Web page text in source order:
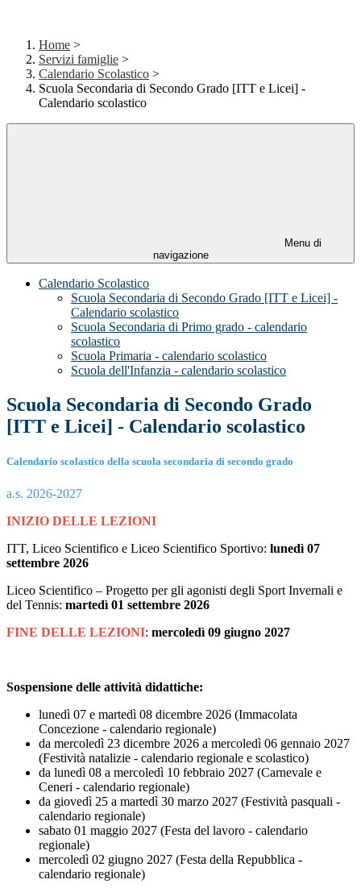
Home >
Servizi famiglie >
Calendario Scolastico >
Scuola Secondaria di Secondo Grado [ITT e Licei] -
Calendario scolastico
Menu di
navigazione
Calendario Scolastico
Scuola Secondaria di Secondo Grado [ITT e Licei] -
Calendario scolastico
Scuola Secondaria di Primo grado - calendario
scolastico
Scuola Primaria - calendario scolastico
Scuola dell'Infanzia - calendario scolastico
Scuola Secondaria di Secondo Grado
[ITT e Licei] - Calendario scolastico
Calendario scolastico della scuola secondaria di secondo grado
a.s. 2026-2027
INIZIO DELLE LEZIONI
ITT, Liceo Scientifico e Liceo Scientifico Sportivo: lunedì 07
settembre 2026
Liceo Scientifico – Progetto per gli agonisti degli Sport Invernali e
del Tennis: martedì 01 settembre 2026
FINE DELLE LEZIONI: mercoledì 09 giugno 2027
Sospensione delle attività didattiche:
lunedì 07 e martedì 08 dicembre 2026 (Immacolata
Concezione - calendario regionale)
da mercoledì 23 dicembre 2026 a mercoledì 06 gennaio 2027
(Festività natalizie - calendario regionale e scolastico)
da lunedì 08 a mercoledì 10 febbraio 2027 (Carnevale e
Ceneri - calendario regionale)
da giovedì 25 a martedì 30 marzo 2027 (Festività pasquali -
calendario regionale)
sabato 01 maggio 2027 (Festa del lavoro - calendario
regionale)
mercoledì 02 giugno 2027 (Festa della Repubblica -
calendario regionale)